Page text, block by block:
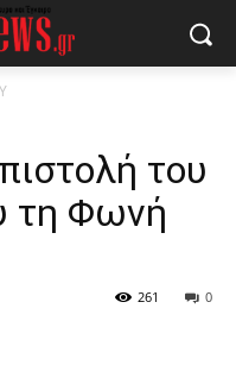
του
τη Φωνή
0
261